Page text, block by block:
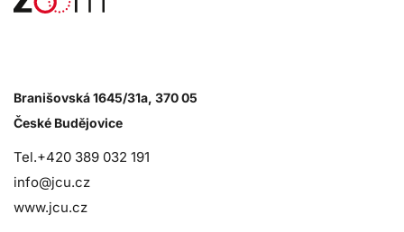
Branišovská 1645/31a, 370 05
České Budějovice
Tel.+420 389 032 191
info@jcu.cz
www.jcu.cz